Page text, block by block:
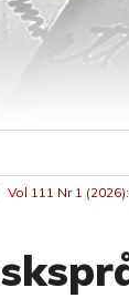
Vol 111 Nr 1